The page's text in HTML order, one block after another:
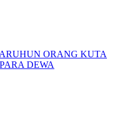
ORANG KUTA
DEWA